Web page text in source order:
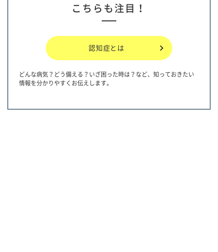
こちらも注目！
認知症とは
どんな病気？どう備える？いざ困った時は？など、知っておきたい
情報を分かりやすくお伝えします。